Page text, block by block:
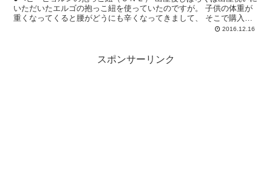
いただいたエルゴの抱っこ紐を使っていたのですが。 子供の体重が
重くなってくると腰がどうにも辛くなってきまして、 そこで購入し
2016.12.16
スポンサーリンク